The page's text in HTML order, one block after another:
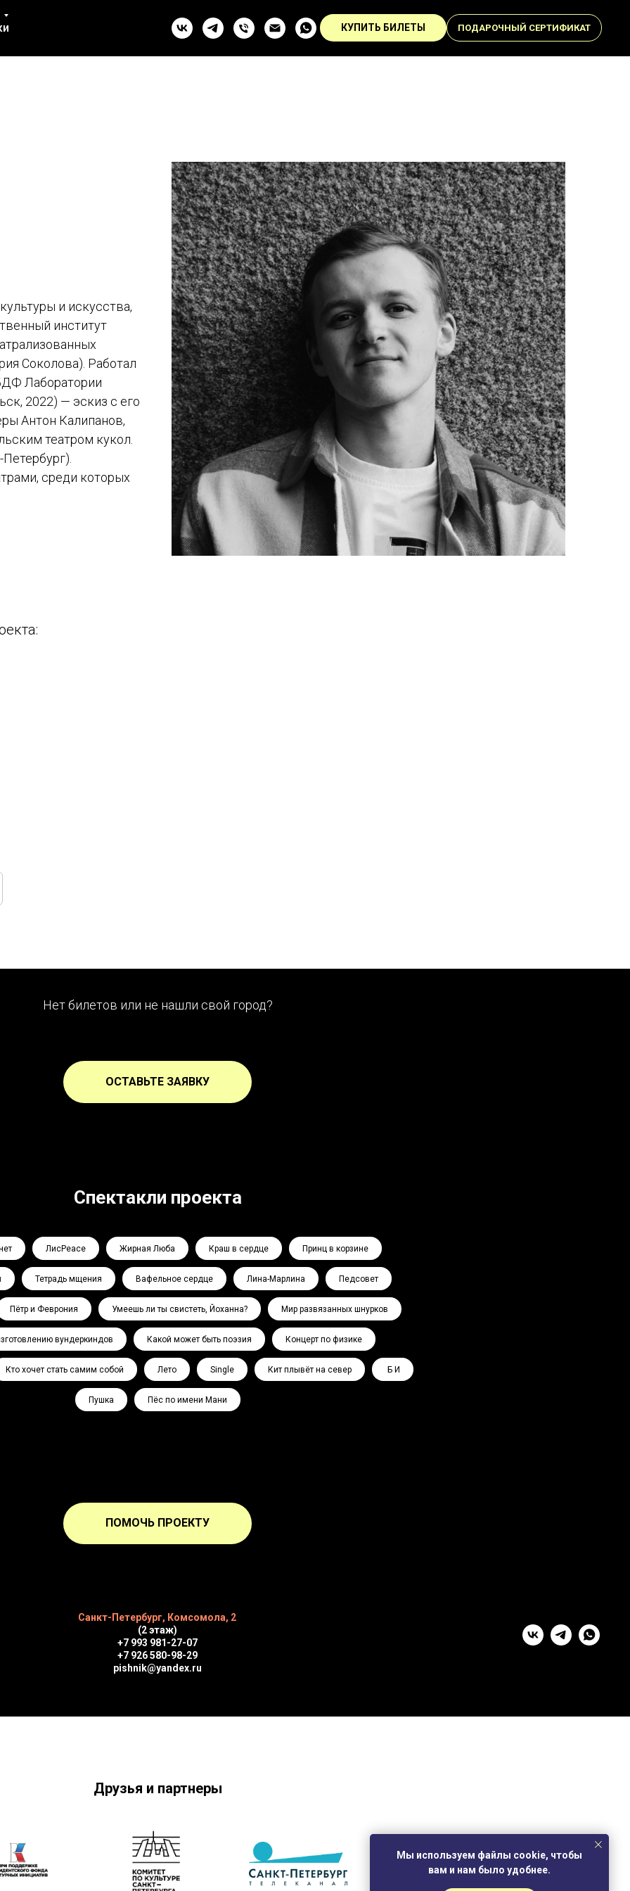
КУПИТЬ БИЛЕТЫ ПОДАРОЧНЫЙ СЕРТИФИКАТ
и искусства,
институт
Соколова). Работал
Лаборатории
2022) — эскиз с его
Антон Калипанов,
театром кукол.
среди которых
Нет билетов или не нашли свой город?
ОСТАВЬТЕ ЗАЯВКУ
Мы используем файлы cookie, чтобы
вам и нам было удобнее.
Спектакли проекта
ЛисPeace Жирная Люба Краш в сердце Принц в корзине
Тетрадь мщения Вафельное сердце Лина-Марлина Педсовет
Пётр и Феврония Умеешь ли ты свистеть, Йоханна? Мир развязанных шнурков
вундеркиндов Какой может быть поэзия Концерт по физике
Кто хочет стать самим собой Лето Single Кит плывёт на север Ә Б И
Пушка Пёс по имени Мани
ПОМОЧЬ ПРОЕКТУ
Санкт-Петербург, Комсомола, 2
(2 этаж)
+7 993 981-27-07
+7 926 580-98-29
pishnik@yandex.ru
Друзья и партнеры